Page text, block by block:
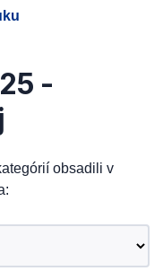
-
obsadili v